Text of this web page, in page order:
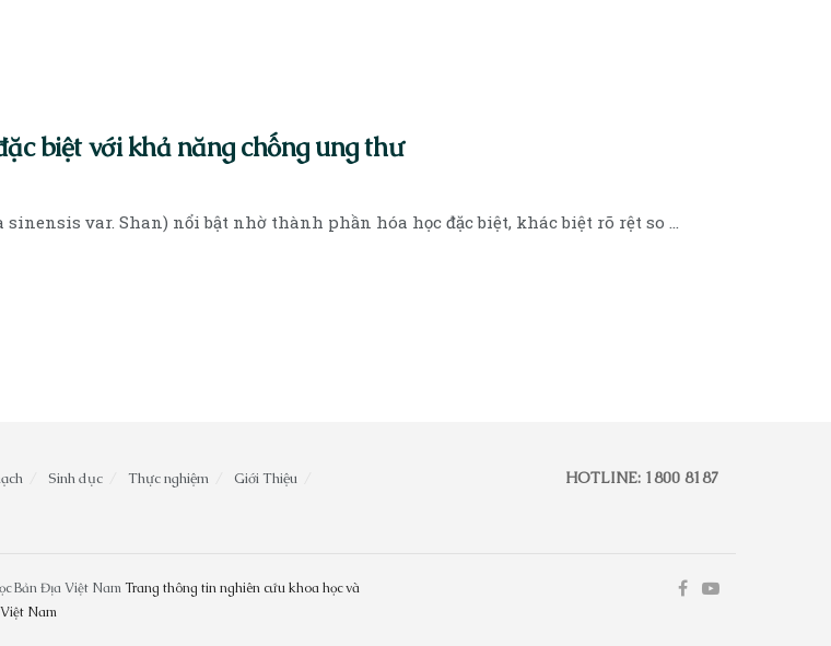
biệt với khả năng chống ung thư
sinensis var. Shan) nổi bật nhờ thành phần hóa học đặc biệt, khác biệt rõ rệt so ...
Sinh dục Thực nghiệm
Giới Thiệu
HOTLINE: 1800 8187
Bản Địa Việt NamTrang thông tin nghiên cứu khoa học và
Nam